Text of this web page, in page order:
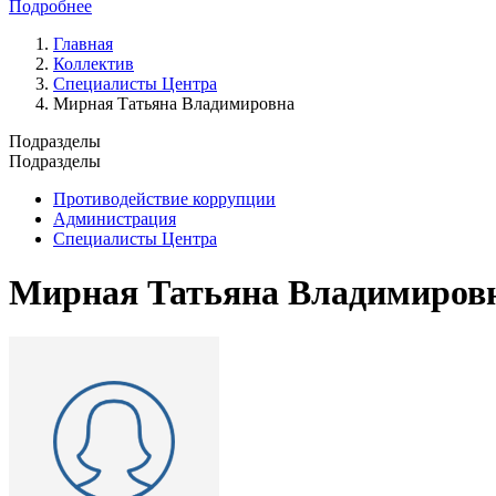
Подробнее
Главная
Коллектив
Специалисты Центра
Мирная Татьяна Владимировна
Подразделы
Подразделы
Противодействие коррупции
Администрация
Специалисты Центра
Мирная Татьяна